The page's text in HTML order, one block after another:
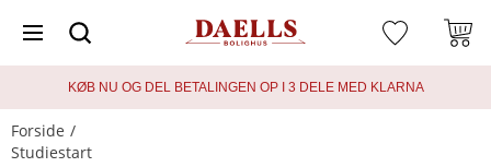
KØB NU OG DEL BETALINGEN OP I 3 DELE MED KLARNA
Forside
Studiestart